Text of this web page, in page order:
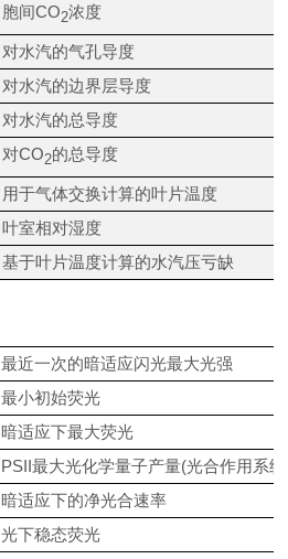
胞间CO2浓度
对水汽的气孔导度
对水汽的边界层导度
对水汽的总导度
对CO2的总导度
用于气体交换计算的叶片温度
叶室相对湿度
基于叶片温度计算的水汽压亏缺
最近一次的暗适应闪光最大光强
最小初始荧光
暗适应下最大荧光
PSII最大光化学量子产量(光合作用系
暗适应下的净光合速率
光下稳态荧光